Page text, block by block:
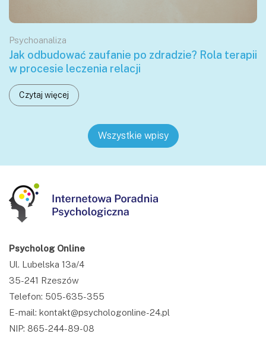
Psychoanaliza
Jak odbudować zaufanie po zdradzie? Rola terapii
w procesie leczenia relacji
Czytaj więcej
Wszystkie wpisy
Psycholog Online
Ul. Lubelska 13a/4
35-241 Rzeszów
Telefon: 505-635-355
E-mail: kontakt@psychologonline-24.pl
NIP: 865-244-89-08